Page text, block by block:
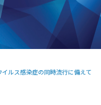
ルス感染症の同時流行に備えて